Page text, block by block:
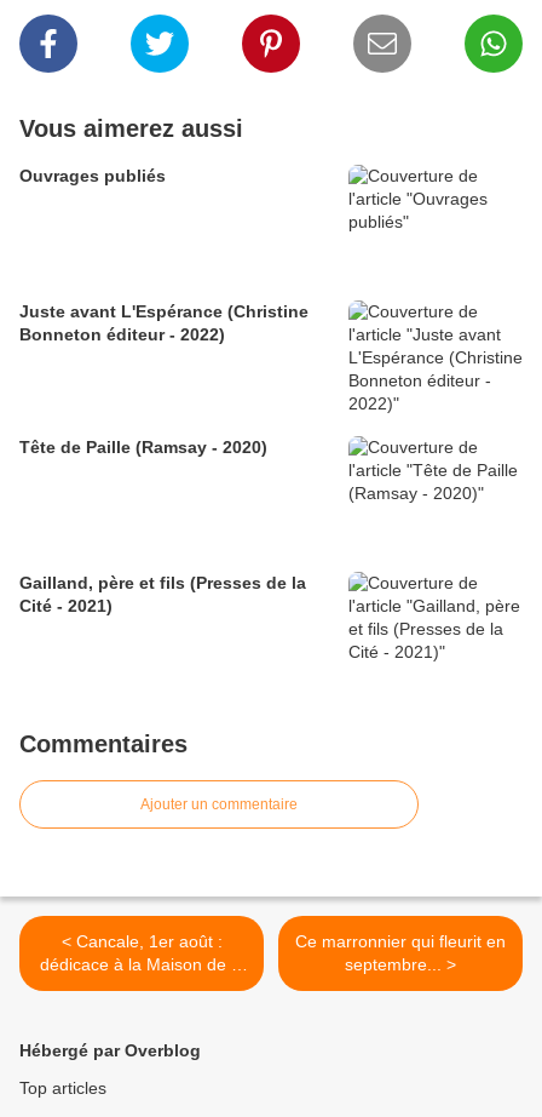
Vous aimerez aussi
Ouvrages publiés
Juste avant L'Espérance (Christine
Bonneton éditeur - 2022)
Tête de Paille (Ramsay - 2020)
Gailland, père et fils (Presses de la
Cité - 2021)
Commentaires
Ajouter un commentaire
< Cancale, 1er août :
dédicace à la Maison de la
Presse
Ce marronnier qui fleurit en
septembre... >
Hébergé par Overblog
Top articles